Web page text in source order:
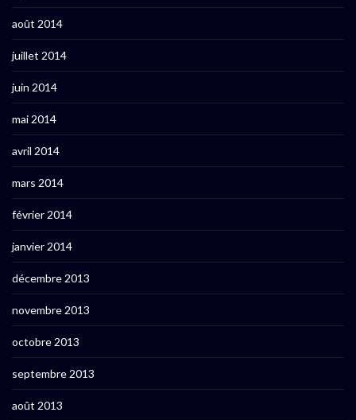
août 2014
juillet 2014
juin 2014
mai 2014
avril 2014
mars 2014
février 2014
janvier 2014
décembre 2013
novembre 2013
octobre 2013
septembre 2013
août 2013